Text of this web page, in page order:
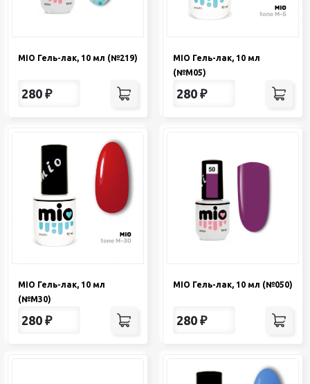
MIO Гель-лак, 10 мл (№219)
280 ₽
MIO Гель-лак, 10 мл
(№М05)
280 ₽
MIO Гель-лак, 10 мл
(№М30)
280 ₽
MIO Гель-лак, 10 мл (№050)
280 ₽